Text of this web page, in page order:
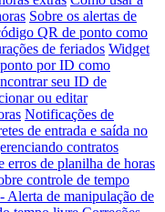
Sobre os alertas de
QR de ponto como
de feriados Widget
por ID como
seu ID de
ou editar
Notificações de
de entrada e saída no
contratos
erros de planilha de horas
controle de tempo
Alerta de manipulação de